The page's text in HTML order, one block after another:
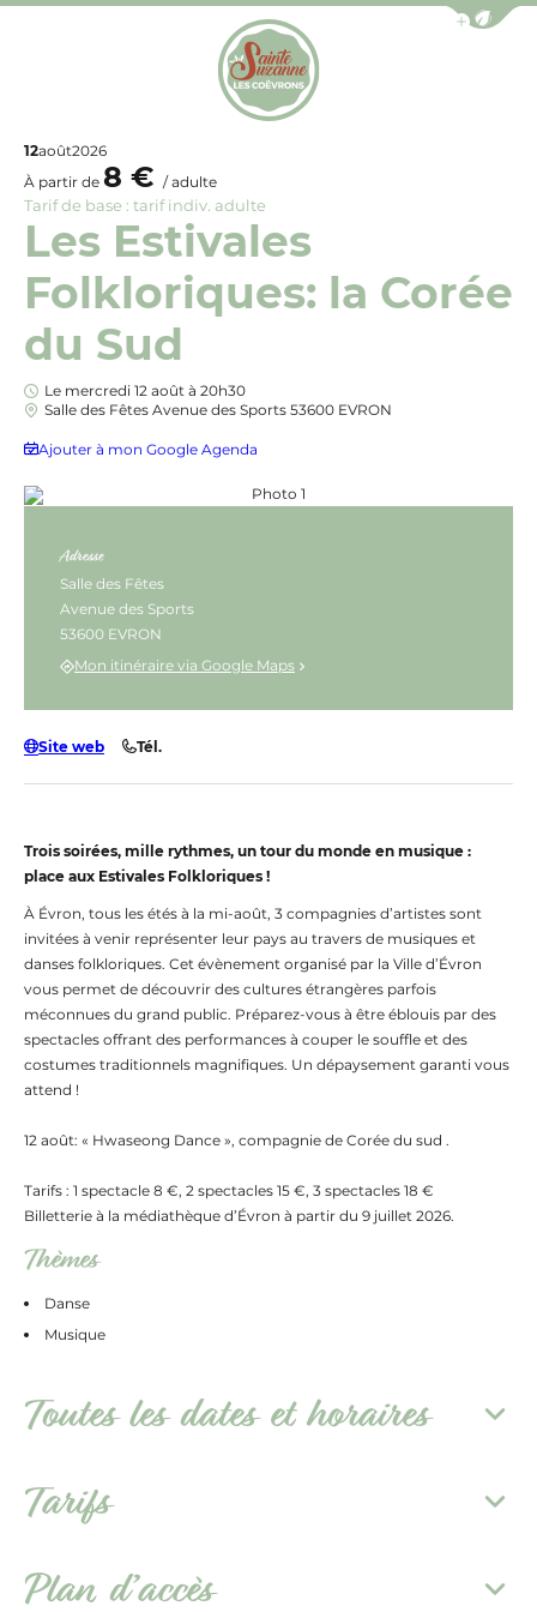
Afficher la
12août2026
À partir de 8 € / adulte
Tarif de base : tarif indiv. adulte
Les Estivales
Folkloriques: la Corée
du Sud
Le mercredi 12 août à 20h30
Salle des Fêtes Avenue des Sports 53600 EVRON
Ajouter à mon Google Agenda
Trois soirées, mille rythmes, un tour du monde en musique :
place aux Estivales Folkloriques !
À Évron, tous les étés à la mi-août, 3 compagnies d’artistes sont
invitées à venir représenter leur pays au travers de musiques et
danses folkloriques. Cet évènement organisé par la Ville d’Évron
vous permet de découvrir des cultures étrangères parfois
méconnues du grand public. Préparez-vous à être éblouis par des
spectacles offrant des performances à couper le souffle et des
costumes traditionnels magnifiques. Un dépaysement garanti vous
attend !
12 août: « Hwaseong Dance », compagnie de Corée du sud .
Tarifs : 1 spectacle 8 €, 2 spectacles 15 €, 3 spectacles 18 €
Billetterie à la médiathèque d’Évron à partir du 9 juillet 2026.
Thèmes
Danse
Musique
Toutes les dates et horaires
Tarifs
Plan d’accès
Photo 1, © Hwaseong Dance
Adresse
Salle des Fêtes
Avenue des Sports
53600 EVRON
Mon itinéraire via Google Maps
Site web Tél.